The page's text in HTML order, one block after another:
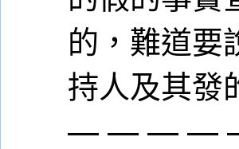
的，難道要
持人及其發
— — — —